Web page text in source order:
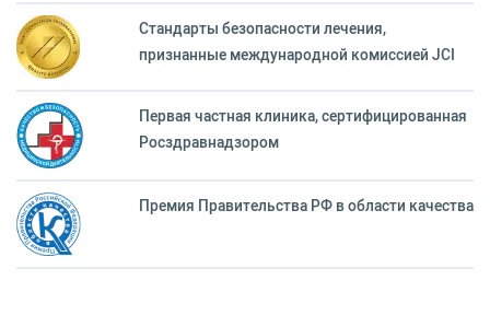
Стандарты безопасности лечения,
признанные международной комиссией JCI
Первая частная клиника, сертифицированная
Росздравнадзором
Премия Правительства РФ в области качества